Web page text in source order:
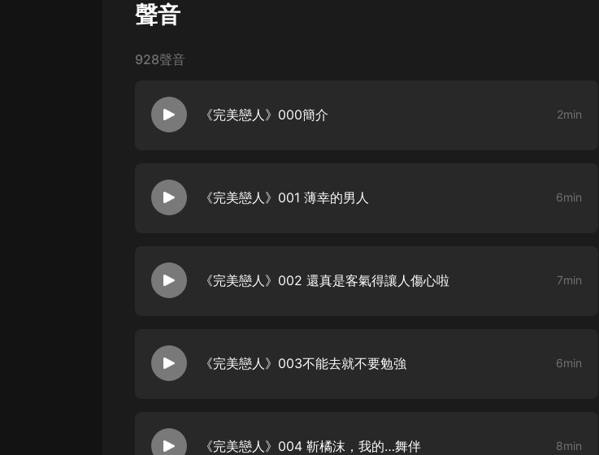
聲音
928聲音
《完美戀人》000簡介 2min
《完美戀人》001 薄幸的男人 6min
《完美戀人》002 還真是客氣得讓人傷心啦 7min
《完美戀人》003不能去就不要勉強 6min
《完美戀人》004 靳橘沫，我的…舞伴 8min